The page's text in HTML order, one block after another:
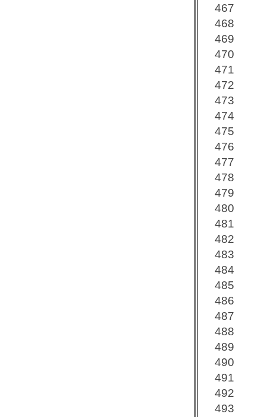
467
468
469
470
471
472
473
474
475
476
477
478
479
480
481
482
483
484
485
486
487
488
489
490
491
492
493